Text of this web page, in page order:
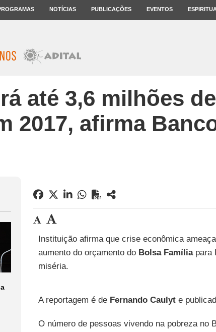
NOTÍCIAS PUBLICAÇÕES EVENTOS
até 3,6 milhões
2017, afirma
Instituição afirma que crise econômica
aumento do orçamento do Bolsa Famíliapara
miséria.
A reportagem é de Fernando Caulyte
O número de pessoas vivendo na pobreza no